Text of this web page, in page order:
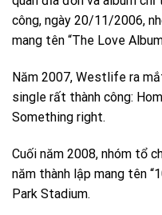
công, ngày 20/11/2006,
mang tên “The Love
Năm 2007, Westlife ra
single rất thành công:
Something right.
Cuối năm 2008, nhóm tổ
năm thành lập mang tên
Park Stadium.